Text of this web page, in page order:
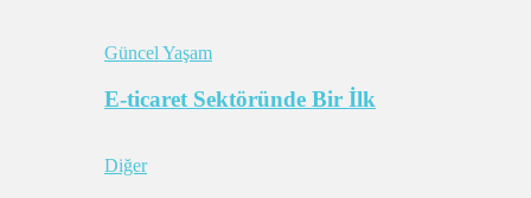
Güncel Yaşam
E-ticaret Sektöründe Bir İlk
Diğer